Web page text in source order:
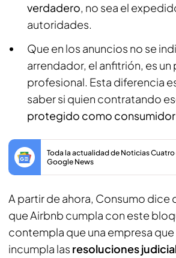
verdadero, no sea el
autoridades.
Que en los anuncios no se
arrendador, el anfitrión, es un
profesional. Esta diferencia
saber si quien contratando
protegido como consumidor
Toda la actualidad de Noticias Cuatro
Google News
A partir de ahora, Consumo dice
que Airbnb cumpla con este
contempla que una empresa
incumpla las resoluciones